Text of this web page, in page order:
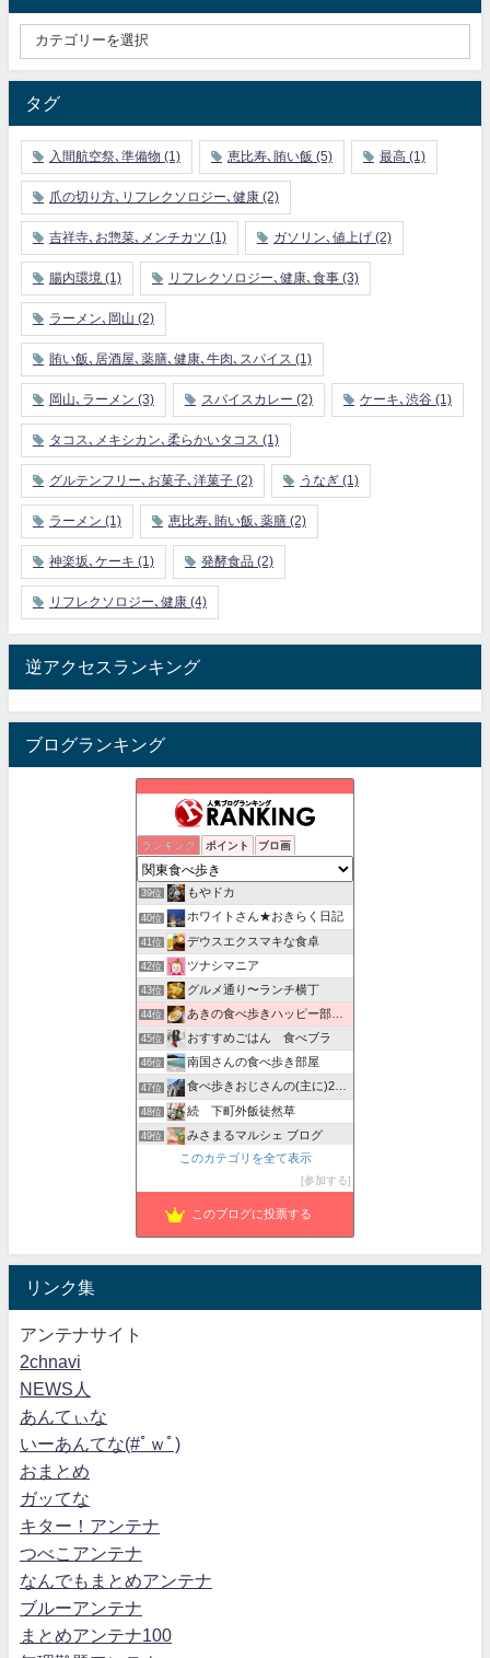
タグ
入間航空祭､準備物 (1) 恵比寿､賄い飯 (5) 最高 (1)
爪の切り方､リフレクソロジー､健康 (2)
吉祥寺､お惣菜､メンチカツ (1) ガソリン､値上げ (2)
腸内環境 (1) リフレクソロジー､健康､食事 (3)
ラーメン､岡山 (2)
賄い飯､居酒屋､薬膳､健康､牛肉､スパイス (1)
岡山､ラーメン (3) スパイスカレー (2) ケーキ､渋谷 (1)
タコス､メキシカン､柔らかいタコス (1)
グルテンフリー､お菓子､洋菓子 (2) うなぎ (1)
ラーメン (1) 恵比寿､賄い飯､薬膳 (2)
神楽坂､ケーキ (1) 発酵食品 (2)
リフレクソロジー､健康 (4)
逆アクセスランキング
ブログランキング
ランキング ポイント ブロ画
37位 グルメ部。
38位 館山、南房総のランチ、グルメ、カフェおすすめ情報
39位 もやドカ
40位 ホワイトさん★おきらく日記
41位 デウスエクスマキな食卓
42位 ツナシマニア
43位 グルメ通り〜ランチ横丁
44位 あきの食べ歩きハッピー部｜東長崎・西武池袋線沿線グルメ
45位 おすすめごはん 食べブラ
46位 南国さんの食べ歩き部屋
47位 食べ歩きおじさんの(主に)23区外飯巡り
48位 続 下町外飯徒然草
49位 みさまるマルシェ ブログ
ゆきんこのあしあと
このカテゴリを全て表示
参加する
このブログに投票する
リンク集
アンテナサイト
2chnavi
NEWS人
あんてぃな
いーあんてな(#ﾟｗﾟ)
おまとめ
ガッてな
キター！アンテナ
つべこアンテナ
なんでもまとめアンテナ
ブルーアンテナ
まとめアンテナ100